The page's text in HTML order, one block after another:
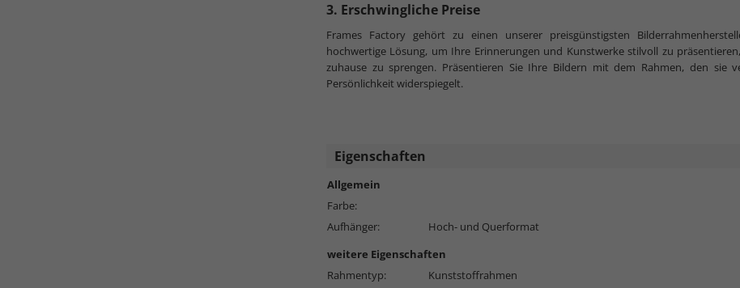
3. Erschwingliche Preise
Frames Factory gehört zu einen unserer preisgünstigsten
hochwertige Lösung, um Ihre Erinnerungen und Kunstwerke stilvoll zu
zuhause zu sprengen. Präsentieren Sie Ihre Bildern mit dem Rahmen, den sie
Persönlichkeit widerspiegelt.
Eigenschaften
Allgemein
Farbe:
Aufhänger:
Hoch- und Querformat
weitere Eigenschaften
Rahmentyp:
Kunststoffrahmen